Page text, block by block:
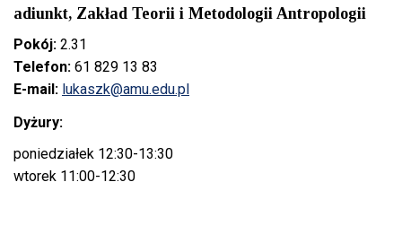
adiunkt, Zakład Teorii i Metodologii Antropologii
Pokój: 2.31
Telefon: 61 829 13 83
E-mail: lukaszk@amu.edu.pl
Dyżury:
poniedziałek 12:30-13:30
wtorek 11:00-12:30